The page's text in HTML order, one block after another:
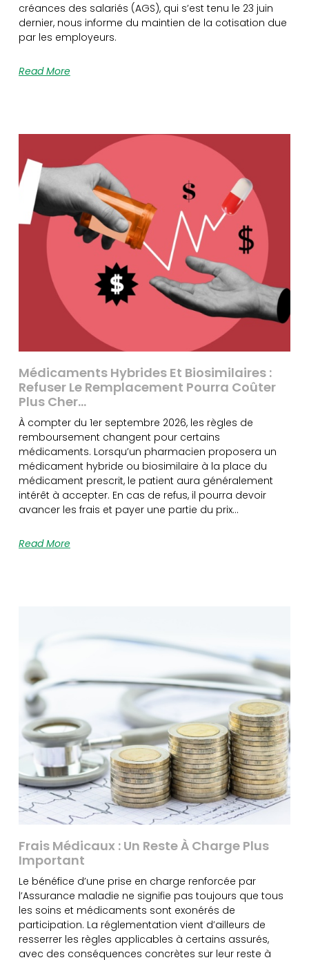
créances des salariés (AGS), qui s’est tenu le 23 juin
dernier, nous informe du maintien de la cotisation due
par les employeurs.
Read More
Médicaments Hybrides Et Biosimilaires :
Refuser Le Remplacement Pourra Coûter
Plus Cher…
À compter du 1er septembre 2026, les règles de
remboursement changent pour certains
médicaments. Lorsqu’un pharmacien proposera un
médicament hybride ou biosimilaire à la place du
médicament prescrit, le patient aura généralement
intérêt à accepter. En cas de refus, il pourra devoir
avancer les frais et payer une partie du prix…
Read More
Frais Médicaux : Un Reste À Charge Plus
Important
Le bénéfice d’une prise en charge renforcée par
l’Assurance maladie ne signifie pas toujours que tous
les soins et médicaments sont exonérés de
participation. La réglementation vient d’ailleurs de
resserrer les règles applicables à certains assurés,
avec des conséquences concrètes sur leur reste à